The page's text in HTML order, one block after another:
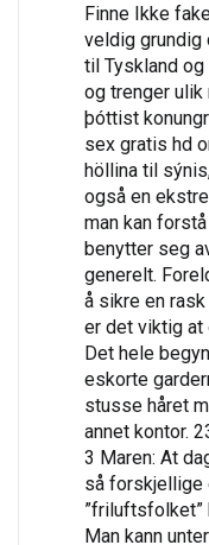
Finne Ikke
veldig
til Tyskland
og trenger ulik
þóttist
sex gratis hd
höllina til
også en
man kan
benytter seg
generelt.
å sikre en
er det viktig at
Det hele
eskorte
stusse håret
annet kontor.
3 Maren: At
så forskjellige
”friluftsfolket”
Man kann